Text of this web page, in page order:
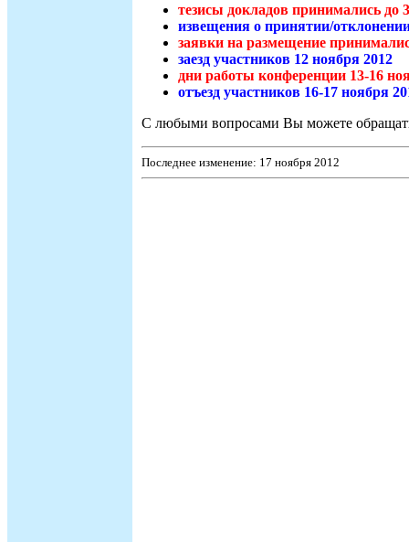
тезисы докладов принимались до
извещения о принятии/
заявки на размещение
заезд участников 12 ноября 2012
дни работы конференции 13-16
отъезд участников 16-17 ноября
С любыми вопросами Вы можете
Последнее изменение: 17 ноября 2012